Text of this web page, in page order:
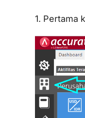
1. Pertama